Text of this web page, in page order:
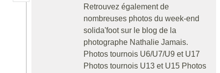
Retrouvez également de
nombreuses photos du week-end
solida'foot sur le blog de la
photographe Nathalie Jamais.
Photos tournois U6/U7/U9 et U17
Photos tournois U13 et U15 Photos